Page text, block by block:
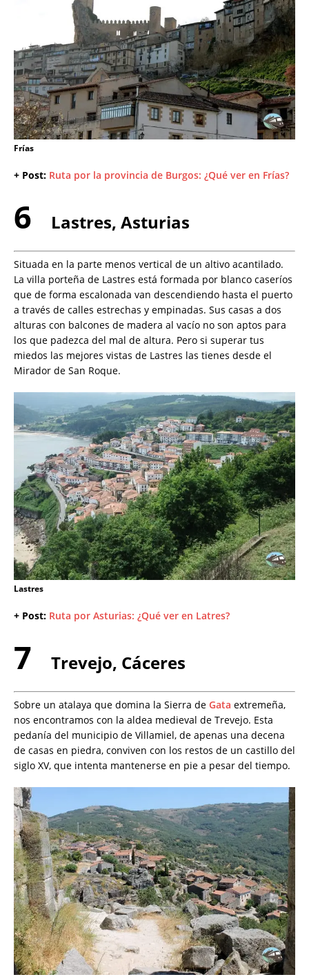
Frías
+ Post: Ruta por la provincia de Burgos: ¿Qué ver en Frías?
6 Lastres, Asturias
Situada en la parte menos vertical de un altivo acantilado.
La villa porteña de Lastres está formada por blanco caseríos
que de forma escalonada van descendiendo hasta el puerto
a través de calles estrechas y empinadas. Sus casas a dos
alturas con balcones de madera al vacío no son aptos para
los que padezca del mal de altura. Pero si superar tus
miedos las mejores vistas de Lastres las tienes desde el
Mirador de San Roque.
Lastres
+ Post: Ruta por Asturias: ¿Qué ver en Latres?
7 Trevejo, Cáceres
Sobre un atalaya que domina la Sierra de Gata extremeña,
nos encontramos con la aldea medieval de Trevejo. Esta
pedanía del municipio de Villamiel, de apenas una decena
de casas en piedra, conviven con los restos de un castillo del
siglo XV, que intenta mantenerse en pie a pesar del tiempo.